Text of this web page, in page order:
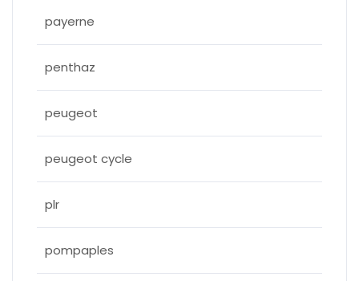
payerne
penthaz
peugeot
peugeot cycle
plr
pompaples